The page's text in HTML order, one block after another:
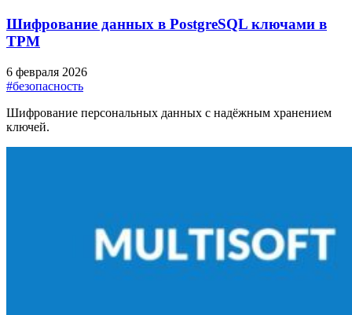
Шифрование данных в PostgreSQL ключами в
TPM
6 февраля 2026
#безопасность
Шифрование персональных данных с надёжным хранением
ключей.